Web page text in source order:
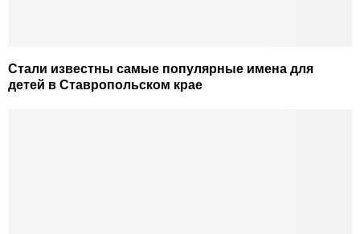
Стали известны самые популярные имена для
детей в Ставропольском крае